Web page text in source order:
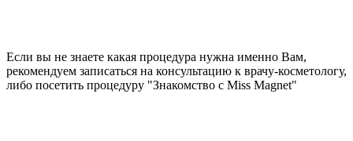
Если вы не знаете какая процедура нужна именно Вам,
рекомендуем записаться на консультацию к врачу-косметологу,
либо посетить процедуру "Знакомство с Miss Magnet"